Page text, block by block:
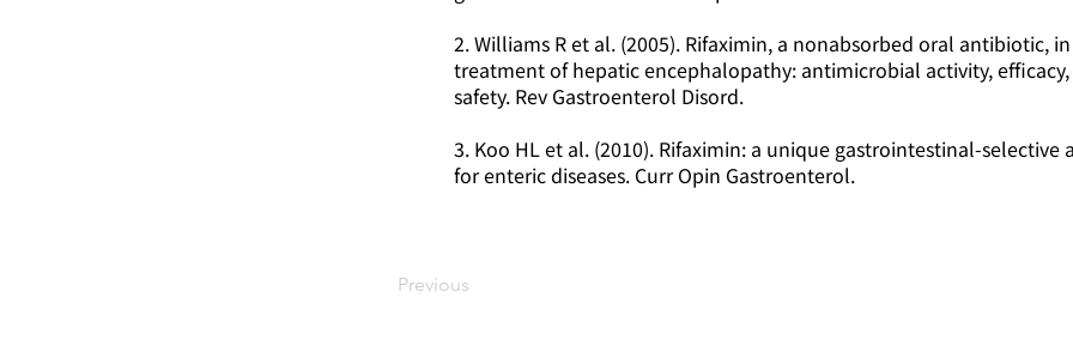
2. Williams R et al. (2005). Rifaximin, a nonabsorbed oral antibiotic,
treatment of hepatic encephalopathy: antimicrobial activity,
safety. Rev Gastroenterol Disord.
3. Koo HL et al. (2010). Rifaximin: a unique gastrointestinal-selective
for enteric diseases. Curr Opin Gastroenterol.
Previous